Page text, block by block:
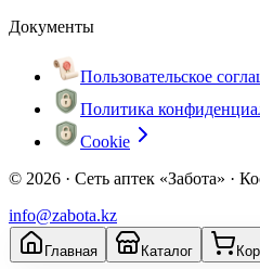
Документы
Пользовательское
Политика
Cookie
© 2026 · Сеть аптек «Забота» ·
info@zabota.kz
Главная Каталог